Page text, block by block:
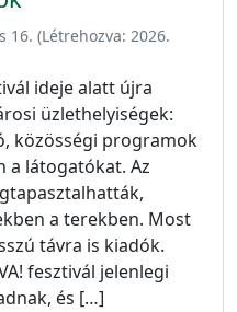
16. (Létrehozva: 2026.
ideje alatt újra
üzlethelyiségek:
közösségi programok
a látogatókat. Az
a terekben. Most
távra is kiadók.
fesztivál jelenlegi
és […]